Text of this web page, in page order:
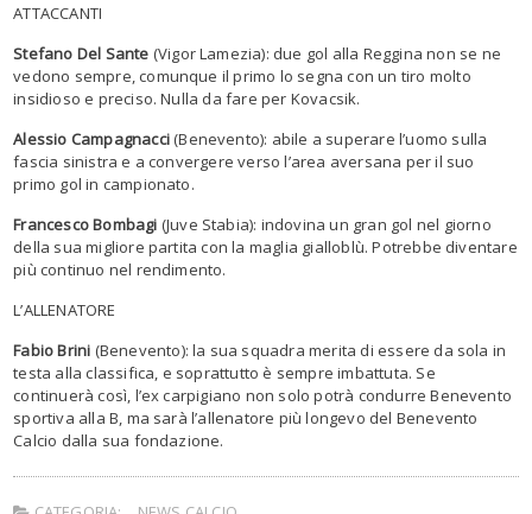
ATTACCANTI
Stefano Del Sante (Vigor Lamezia): due gol alla Reggina non se ne
vedono sempre, comunque il primo lo segna con un tiro molto
insidioso e preciso. Nulla da fare per Kovacsik.
Alessio Campagnacci(Benevento): abile a superare l’uomo sulla
fascia sinistra e a convergere verso l’area aversana per il suo
primo gol in campionato.
Francesco Bombagi (Juve Stabia): indovina un gran gol nel giorno
della sua migliore partita con la maglia gialloblù. Potrebbe diventare
più continuo nel rendimento.
L’ALLENATORE
Fabio Brini (Benevento): la sua squadra merita di essere da sola in
testa alla classifica, e soprattutto è sempre imbattuta. Se
continuerà così, l’ex carpigiano non solo potrà condurre Benevento
sportiva alla B, ma sarà l’allenatore più longevo del Benevento
Calcio dalla sua fondazione.